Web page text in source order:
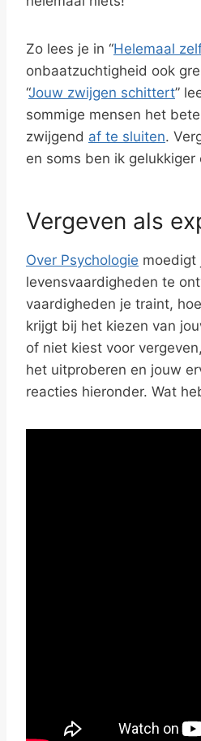
Zo lees je in “Helemaal
onbaatzuchtigheid ook
“Jouw zwijgen schittert”
sommige mensen het
zwijgend af te sluiten.
en soms ben ik
Vergeven als
Over Psychologie moedigt
levensvaardigheden te
vaardigheden je traint,
krijgt bij het kiezen van
of niet kiest voor
het uitproberen en jouw
reacties hieronder. Wat